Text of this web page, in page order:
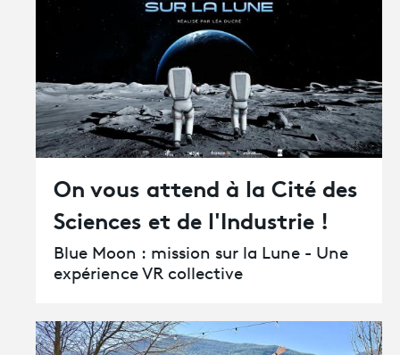
On vous attend à la Cité des
Sciences et de l'Industrie !
Blue Moon : mission sur la Lune - Une
expérience VR collective